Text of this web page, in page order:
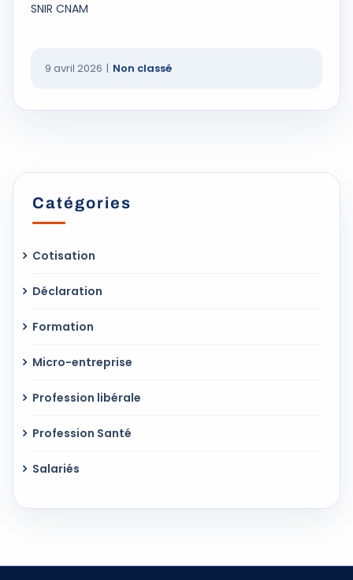
SNIR CNAM
9 avril 2026 | Non classé
Catégories
Cotisation
Déclaration
Formation
Micro-entreprise
Profession libérale
Profession Santé
Salariés